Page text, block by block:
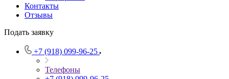
Контакты
Отзывы
Подать заявку
+7 (918) 099-96-25
Телефоны